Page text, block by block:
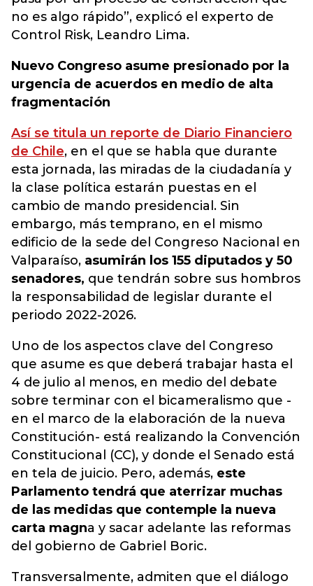
no es algo rápido”, explicó el experto de
Control Risk, Leandro Lima.
Nuevo Congreso asume presionado por la
urgencia de acuerdos en medio de alta
fragmentación
Así se titula un reporte de Diario Financiero
de Chile, en el que se habla que durante
esta jornada, las miradas de la ciudadanía y
la clase política estarán puestas en el
cambio de mando presidencial. Sin
embargo, más temprano, en el mismo
edificio de la sede del Congreso Nacional en
Valparaíso, asumirán los 155 diputados y 50
senadores, que tendrán sobre sus hombros
la responsabilidad de legislar durante el
periodo 2022-2026.
Uno de los aspectos clave del Congreso
que asume es que deberá trabajar hasta el
4 de julio al menos, en medio del debate
sobre terminar con el bicameralismo que -
en el marco de la elaboración de la nueva
Constitución- está realizando la Convención
Constitucional (CC), y donde el Senado está
en tela de juicio. Pero, además, este
Parlamento tendrá que aterrizar muchas
de las medidas que contemple la nueva
carta magna y sacar adelante las reformas
del gobierno de Gabriel Boric.
Transversalmente, admiten que el diálogo